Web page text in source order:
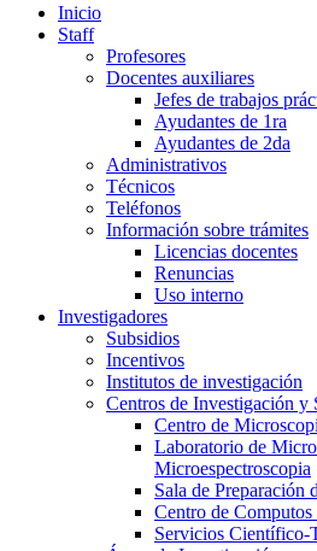
Inicio
Staff
Profesores
Docentes auxiliares
Jefes de trabajos
Ayudantes de 1ra
Ayudantes de 2da
Administrativos
Técnicos
Teléfonos
Información sobre trámites
Licencias docentes
Renuncias
Uso interno
Investigadores
Subsidios
Incentivos
Institutos de investigación
Centros de Investigación y
Centro de
Laboratorio de
Microespectroscopia
Sala de Preparación
Centro de
Servicios